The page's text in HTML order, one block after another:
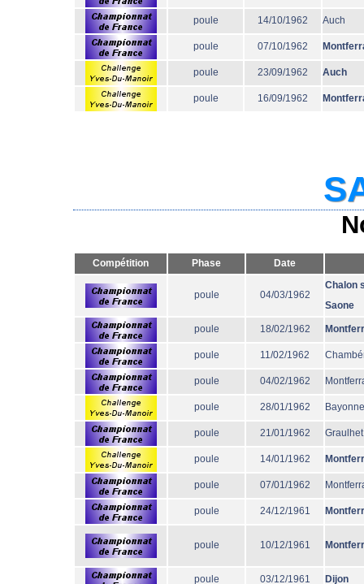
poule 14/10/1962 Auch
poule 07/10/1962
poule 23/09/1962 Auch
poule 16/09/1962
Compétition Phase Date
poule 04/03/1962
Chalon
Saone
poule 18/02/1962
poule 11/02/1962
poule 04/02/1962
poule 28/01/1962 Bayonne
poule 21/01/1962 Graulhet
poule 14/01/1962
poule 07/01/1962
poule 24/12/1961
poule 10/12/1961
poule 03/12/1961 Dijon